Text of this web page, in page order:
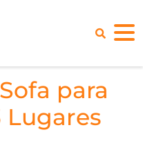
para
Lugares